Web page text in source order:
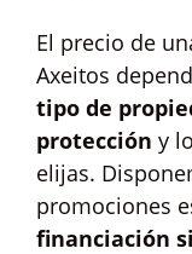
El precio de
Axeitos
tipo de
protección y
elijas.
promociones
financiación